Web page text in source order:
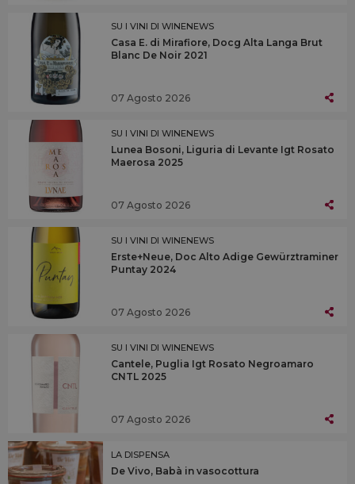
SU I VINI DI WINENEWS
Casa E. di Mirafiore, Docg Alta Langa Brut
Blanc De Noir 2021
07 Agosto 2026
SU I VINI DI WINENEWS
Lunea Bosoni, Liguria di Levante Igt Rosato
Maerosa 2025
07 Agosto 2026
SU I VINI DI WINENEWS
Erste+Neue, Doc Alto Adige Gewürztraminer
Puntay 2024
07 Agosto 2026
SU I VINI DI WINENEWS
Cantele, Puglia Igt Rosato Negroamaro
CNTL 2025
07 Agosto 2026
LA DISPENSA
De Vivo, Babà in vasocottura